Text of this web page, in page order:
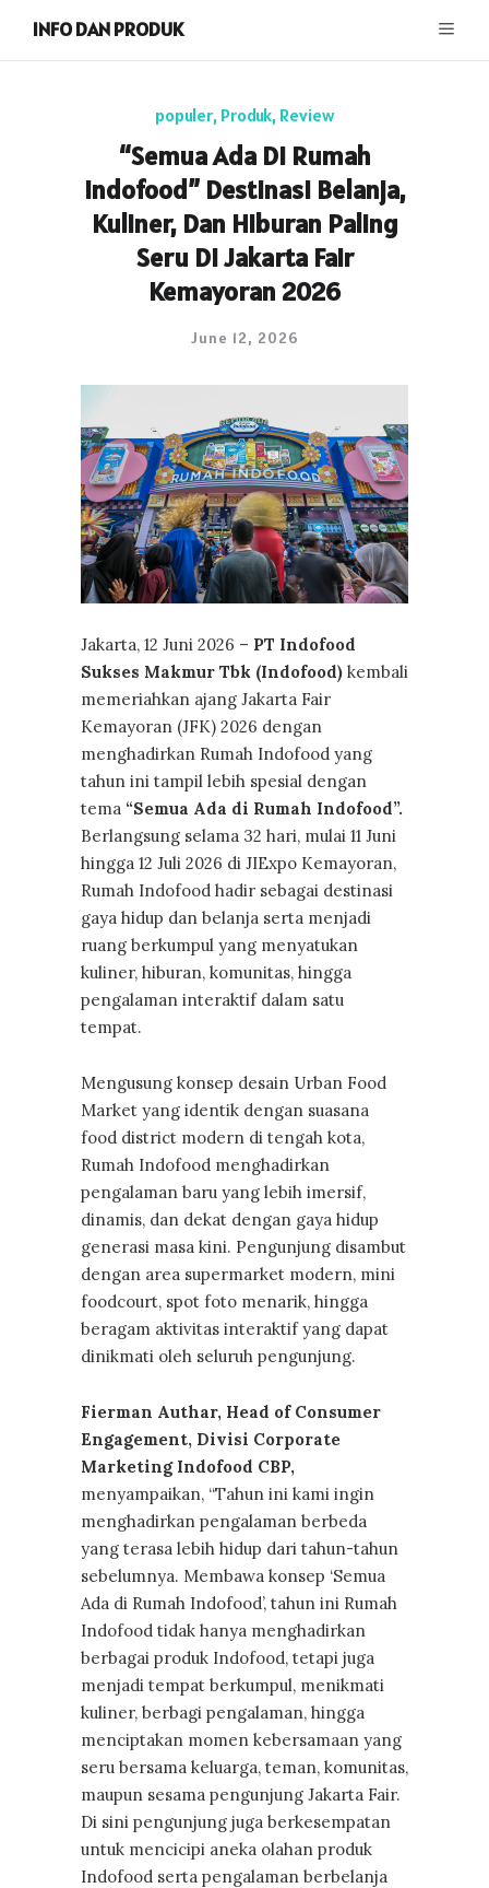
INFO DAN PRODUK
populer, Produk, Review
“Semua Ada Di Rumah
Indofood” Destinasi Belanja,
Kuliner, Dan Hiburan Paling
Seru Di Jakarta Fair
Kemayoran 2026
June 12, 2026
Jakarta, 12 Juni 2026 – PT Indofood
Sukses Makmur Tbk (Indofood) kembali
memeriahkan ajang Jakarta Fair
Kemayoran (JFK) 2026 dengan
menghadirkan Rumah Indofood yang
tahun ini tampil lebih spesial dengan
tema “Semua Ada di Rumah Indofood”.
Berlangsung selama 32 hari, mulai 11 Juni
hingga 12 Juli 2026 di JIExpo Kemayoran,
Rumah Indofood hadir sebagai destinasi
gaya hidup dan belanja serta menjadi
ruang berkumpul yang menyatukan
kuliner, hiburan, komunitas, hingga
pengalaman interaktif dalam satu
tempat.
Mengusung konsep desain Urban Food
Market yang identik dengan suasana
food district modern di tengah kota,
Rumah Indofood menghadirkan
pengalaman baru yang lebih imersif,
dinamis, dan dekat dengan gaya hidup
generasi masa kini. Pengunjung disambut
dengan area supermarket modern, mini
foodcourt, spot foto menarik, hingga
beragam aktivitas interaktif yang dapat
dinikmati oleh seluruh pengunjung.
Fierman Authar, Head of Consumer
Engagement, Divisi Corporate
Marketing Indofood CBP,
menyampaikan, “Tahun ini kami ingin
menghadirkan pengalaman berbeda
yang terasa lebih hidup dari tahun-tahun
sebelumnya. Membawa konsep ‘Semua
Ada di Rumah Indofood’, tahun ini Rumah
Indofood tidak hanya menghadirkan
berbagai produk Indofood, tetapi juga
menjadi tempat berkumpul, menikmati
kuliner, berbagi pengalaman, hingga
menciptakan momen kebersamaan yang
seru bersama keluarga, teman, komunitas,
maupun sesama pengunjung Jakarta Fair.
Di sini pengunjung juga berkesempatan
untuk mencicipi aneka olahan produk
Indofood serta pengalaman berbelanja